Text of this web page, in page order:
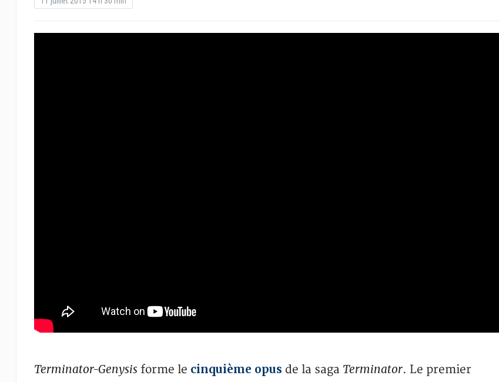
Terminator-Genysisforme le cinquième opus de la saga Terminator. Le premier